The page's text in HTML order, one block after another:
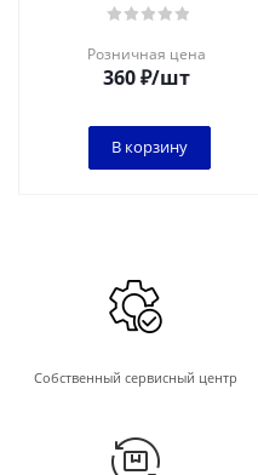
Розничная цена
360₽/шт
В корзину
Собственный сервисный центр